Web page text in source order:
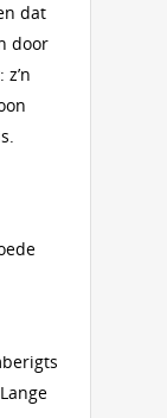
dat
door